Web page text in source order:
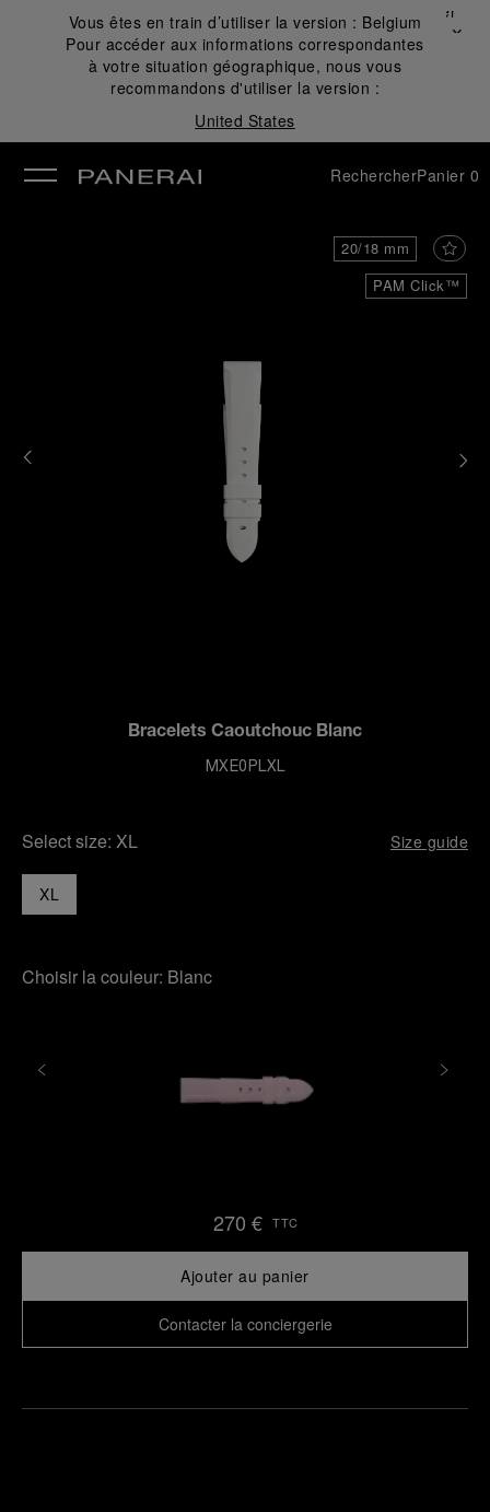
Vous êtes en train d’utiliser la version : Belgium
Pour accéder aux informations correspondantes
à votre situation géographique, nous vous
recommandons d'utiliser la version :
United States
Fermer
✕
RechercherPanier 0
PAM Click™
20/18 mm
Bracelets Caoutchouc Blanc
MXE0PLXL
Select size: XL Size guide
XL
Choisir la couleur: Blanc
270 € TTC
Ajouter au panier
Contacter la conciergerie